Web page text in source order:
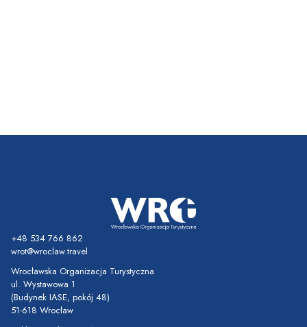
+48 534 766 862
wrot@wroclaw.travel
Wrocławska Organizacja Turystyczna
ul. Wystawowa 1
(Budynek IASE, pokój 48)
51-618 Wrocław